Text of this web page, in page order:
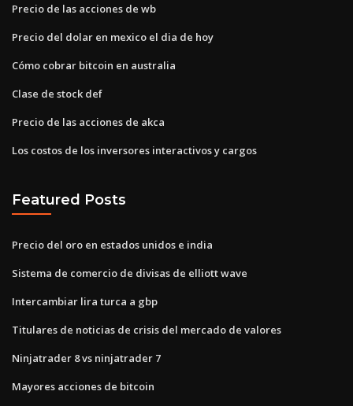
Precio de las acciones de wb
Precio del dolar en mexico el dia de hoy
Cómo cobrar bitcoin en australia
Clase de stock def
Precio de las acciones de akca
Los costos de los inversores interactivos y cargos
Featured Posts
Precio del oro en estados unidos e india
Sistema de comercio de divisas de elliott wave
Intercambiar lira turca a gbp
Titulares de noticias de crisis del mercado de valores
Ninjatrader 8 vs ninjatrader 7
Mayores acciones de bitcoin